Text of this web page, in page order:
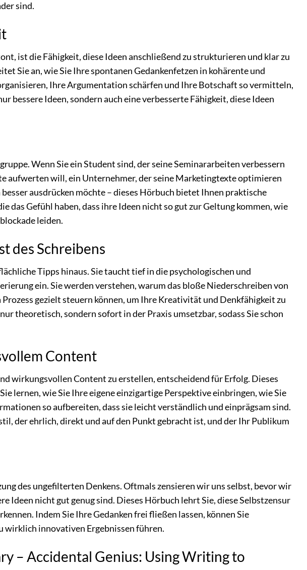
sind.
ist die Fähigkeit, diese Ideen anschließend zu strukturieren und klar zu
Sie an, wie Sie Ihre spontanen Gedankenfetzen in kohärente und
Ihre Argumentation schärfen und Ihre Botschaft so vermitteln,
bessere Ideen, sondern auch eine verbesserte Fähigkeit, diese Ideen
Wenn Sie ein Student sind, der seine Seminararbeiten verbessern
aufwerten will, ein Unternehmer, der seine Marketingtexte optimieren
ausdrücken möchte – dieses Hörbuch bietet Ihnen praktische
Gefühl haben, dass ihre Ideen nicht so gut zur Geltung kommen, wie
leiden.
des Schreibens
Tipps hinaus. Sie taucht tief in die psychologischen und
ein. Sie werden verstehen, warum das bloße Niederschreiben von
gezielt steuern können, um Ihre Kreativität und Denkfähigkeit zu
theoretisch, sondern sofort in der Praxis umsetzbar, sodass Sie schon
Content
wirkungsvollen Content zu erstellen, entscheidend für Erfolg. Dieses
lernen, wie Sie Ihre eigene einzigartige Perspektive einbringen, wie Sie
so aufbereiten, dass sie leicht verständlich und einprägsam sind.
der ehrlich, direkt und auf den Punkt gebracht ist, und der Ihr Publikum
des ungefilterten Denkens. Oftmals zensieren wir uns selbst, bevor wir
Ideen nicht gut genug sind. Dieses Hörbuch lehrt Sie, diese Selbstzensur
Indem Sie Ihre Gedanken frei fließen lassen, können Sie
wirklich innovativen Ergebnissen führen.
– Accidental Genius: Using Writing to